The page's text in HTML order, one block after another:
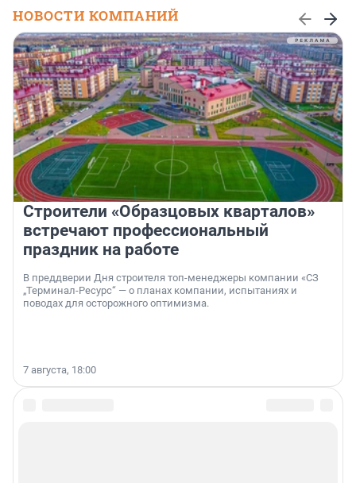
НОВОСТИ КОМПАНИЙ
Строители «Образцовых кварталов»
встречают профессиональный
праздник на работе
В преддверии Дня строителя топ-менеджеры компании «СЗ
„Терминал-Ресурс“ — о планах компании, испытаниях и
поводах для осторожного оптимизма.
7 августа, 18:00